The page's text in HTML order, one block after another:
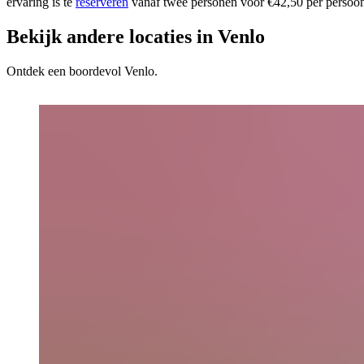
Bekijk andere locaties in Venlo
Ontdek een boordevol Venlo.